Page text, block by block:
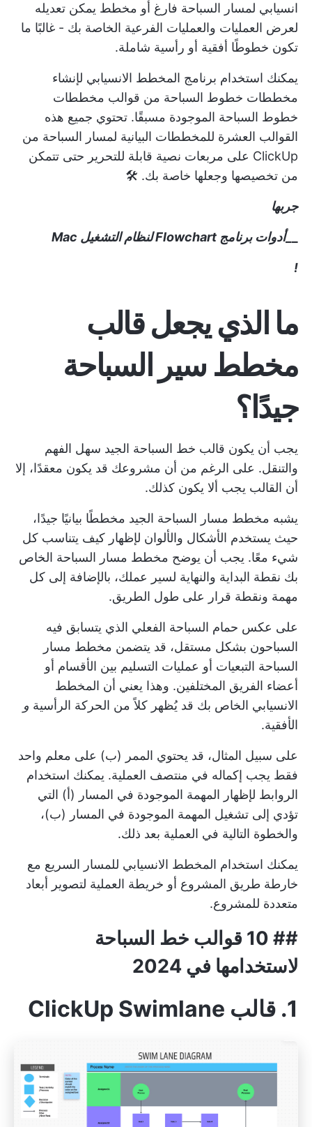
انسيابي لمسار السباحة فارغ أو مخطط يمكن تعديله
لعرض العمليات والعمليات الفرعية الخاصة بك - غالبًا ما
تكون خطوطًا أفقية أو رأسية شاملة.
يمكنك استخدام برنامج المخطط الانسيابي لإنشاء
مخططات خطوط السباحة من قوالب مخططات
خطوط السباحة الموجودة مسبقًا. تحتوي جميع هذه
القوالب العشرة للمخططات البيانية لمسار السباحة من
ClickUp على مربعات نصية قابلة للتحرير حتى تتمكن
من تخصيصها وجعلها خاصة بك. 🛠️
جربها
__أدوات برنامج Flowchart لنظام التشغيل Mac
!
ما الذي يجعل قالب
مخطط سير السباحة
جيدًا؟
يجب أن يكون قالب خط السباحة الجيد سهل الفهم
والتنقل. على الرغم من أن مشروعك قد يكون معقدًا، إلا
أن القالب يجب ألا يكون كذلك.
يشبه مخطط مسار السباحة الجيد مخططًا بيانيًا جيدًا،
حيث يستخدم الأشكال والألوان لإظهار كيف يتناسب كل
شيء معًا. يجب أن يوضح مخطط مسار السباحة الخاص
بك نقطة البداية والنهاية لسير عملك، بالإضافة إلى كل
مهمة ونقطة قرار على طول الطريق.
على عكس حمام السباحة الفعلي الذي يتسابق فيه
السباحون بشكل مستقل، قد يتضمن مخطط مسار
السباحة التبعيات أو عمليات التسليم بين الأقسام أو
أعضاء الفريق المختلفين. وهذا يعني أن المخطط
الانسيابي الخاص بك قد يُظهر كلاً من الحركة الرأسية و
الأفقية.
على سبيل المثال، قد يحتوي الممر (ب) على معلم واحد
فقط يجب إكماله في منتصف العملية. يمكنك استخدام
الروابط لإظهار المهمة الموجودة في المسار (أ) التي
تؤدي إلى تشغيل المهمة الموجودة في المسار (ب)،
والخطوة التالية في العملية بعد ذلك.
يمكنك استخدام المخطط الانسيابي للمسار السريع مع
خارطة طريق المشروع أو خريطة العملية لتصوير أبعاد
متعددة للمشروع.
## 10 قوالب خط السباحة
لاستخدامها في 2024
1. قالب ClickUp Swimlane